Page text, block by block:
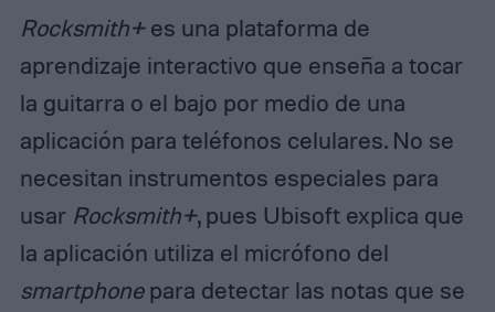
Rocksmith+es una plataforma de
aprendizaje interactivo que enseña a tocar
la guitarra o el bajo por medio de una
aplicación para teléfonos celulares. No se
necesitan instrumentos especiales para
usar Rocksmith+, pues Ubisoft explica que
la aplicación utiliza el micrófono del
smartphonepara detectar las notas que se